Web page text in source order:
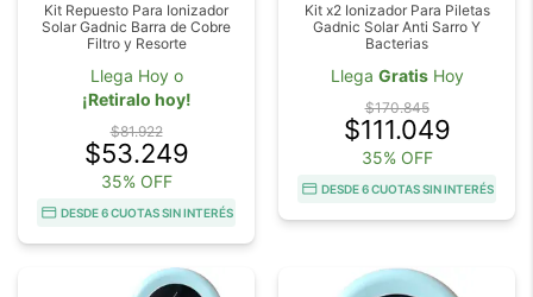
Kit Repuesto Para Ionizador
Solar Gadnic Barra de Cobre
Filtro y Resorte
Llega Hoy o
¡Retiralo hoy!
$81.922
$53.249
35% OFF
DESDE 6 CUOTAS SIN INTERÉS
Kit x2 Ionizador Para Piletas
Gadnic Solar Anti Sarro Y
Bacterias
Llega GratisHoy
$170.845
$111.049
35% OFF
DESDE 6 CUOTAS SIN INTERÉS